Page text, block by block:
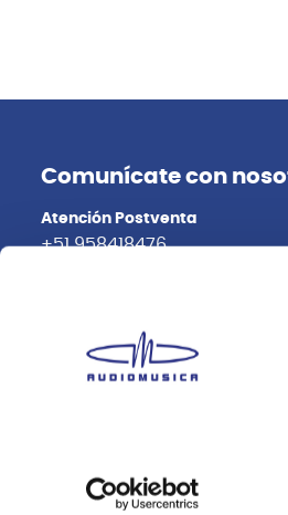
CLASSIC TERRA SERIES PACK 5B VIC